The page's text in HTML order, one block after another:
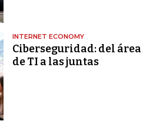
INTERNET ECONOMY
Ciberseguridad: del área
de TI a las juntas